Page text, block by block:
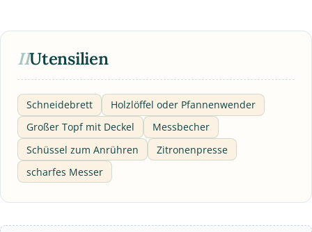
IIUtensilien
Schneidebrett
Holzlöffel oder Pfannenwender
Großer Topf mit Deckel
Messbecher
Schüssel zum Anrühren
Zitronenpresse
scharfes Messer